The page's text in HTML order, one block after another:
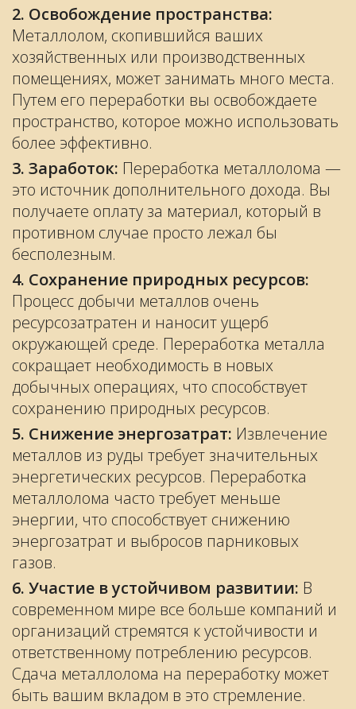
2. Освобождение пространства:
Металлолом, скопившийся ваших
хозяйственных или производственных
помещениях, может занимать много места.
Путем его переработки вы освобождаете
пространство, которое можно использовать
более эффективно.
3. Заработок: Переработка металлолома —
это источник дополнительного дохода. Вы
получаете оплату за материал, который в
противном случае просто лежал бы
бесполезным.
4. Сохранение природных ресурсов:
Процесс добычи металлов очень
ресурсозатратен и наносит ущерб
окружающей среде. Переработка металла
сокращает необходимость в новых
добычных операциях, что способствует
сохранению природных ресурсов.
5. Снижение энергозатрат: Извлечение
металлов из руды требует значительных
энергетических ресурсов. Переработка
металлолома часто требует меньше
энергии, что способствует снижению
энергозатрат и выбросов парниковых
газов.
6. Участие в устойчивом развитии: В
современном мире все больше компаний и
организаций стремятся к устойчивости и
ответственному потреблению ресурсов.
Сдача металлолома на переработку может
быть вашим вкладом в это стремление.